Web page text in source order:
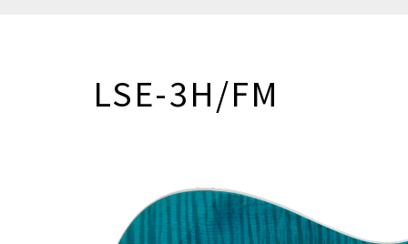
LSE-3H/FM